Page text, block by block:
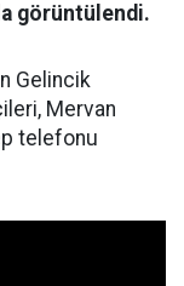
görüntülendi.
Gelincik
Mervan
telefonu